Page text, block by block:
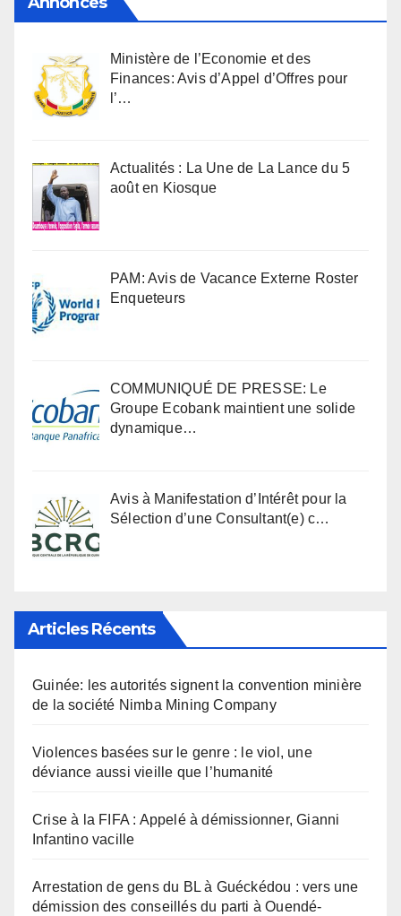
Ministère de l’Economie et des
Finances: Avis d’Appel d’Offres pour
l’…
Actualités : La Une de La Lance du 5
août en Kiosque
PAM: Avis de Vacance Externe Roster
Enqueteurs
COMMUNIQUÉ DE PRESSE: Le
Groupe Ecobank maintient une solide
dynamique…
Avis à Manifestation d’Intérêt pour la
Sélection d’une Consultant(e) c…
Articles Récents
Guinée: les autorités signent la convention minière
de la société Nimba Mining Company
Violences basées sur le genre : le viol, une
déviance aussi vieille que l’humanité
Crise à la FIFA : Appelé à démissionner, Gianni
Infantino vacille
Arrestation de gens du BL à Guéckédou : vers une
démission des conseillés du parti à Ouendé-